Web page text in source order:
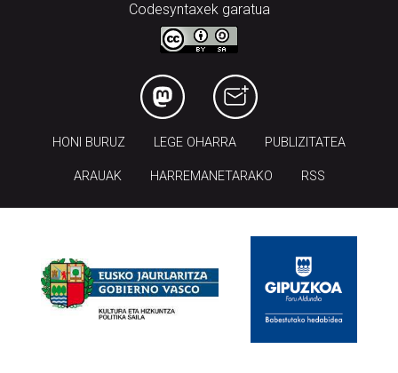
Codesyntaxek garatua
HONI BURUZ LEGE OHARRA PUBLIZITATEA
ARAUAK HARREMANETARAKO RSS